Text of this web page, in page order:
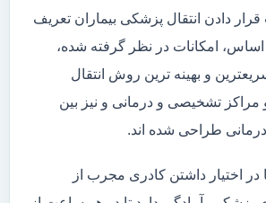
قرار دادن انتقال پزشکی بیماران تعریف
امکانات در نظر گرفته شده،
و بهینه ترین روش انتقال
مراکز تشخیصی و درمانی و نیز بین
طراحی شده اند.
در اختیار داشتن کادری مجرب از